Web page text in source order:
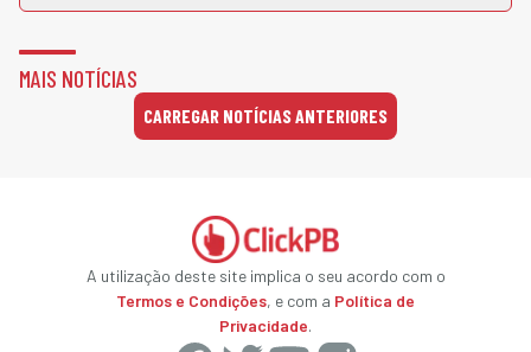
MAIS NOTÍCIAS
CARREGAR NOTÍCIAS ANTERIORES
A utilização deste site implica o seu acordo com o
Termos e Condições, e com a Política de
Privacidade.